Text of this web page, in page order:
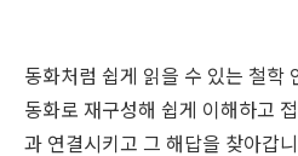
동화처럼 쉽게 읽을 수 있는 철
동화로 재구성해 쉽게 이해하고
과 연결시키고 그 해답을 찾아갑